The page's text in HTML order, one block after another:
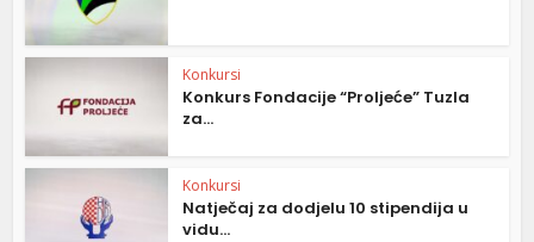
Konkursi
Konkurs Fondacije “Proljeće” Tuzla
za...
Konkursi
Natječaj za dodjelu 10 stipendija u
vidu...